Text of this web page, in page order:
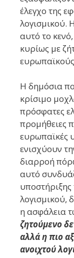
έλεγχο της
λογισμικού.
αυτό το
κυρίως με
Η δημόσια
κρίσιμο
πρόσφατες
προμήθειες
ευρωπαϊκές
ενισχύουν
διαρροή
αυτό
λογισμικού,
η ασφάλεια
ζητούμενο
αλλά η πιο
ανοιχτού